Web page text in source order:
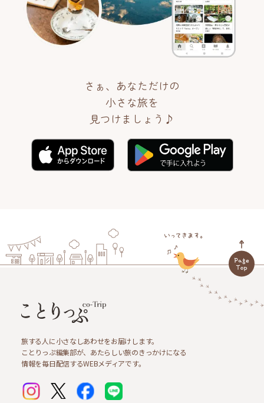
さぁ、あなただけの
小さな旅を
見つけましょう♪
旅する人に小さなしあわせをお届けします。
ことりっぷ編集部が、あたらしい旅のきっかけになる
情報を毎日配信するWEBメディアです。